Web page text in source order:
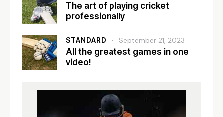
The art of playing cricket
professionally
STANDARD September 21, 2023
All the greatest games in one
video!